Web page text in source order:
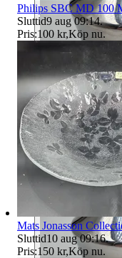
Philips SBC MD 100
Sluttid9 aug 09:14.
Pris:100 kr,Köp nu.
Mats Jonasson
Sluttid10 aug 09:16.
Pris:150 kr,Köp nu.